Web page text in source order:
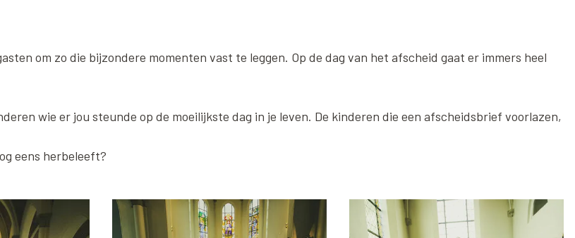
om zo die bijzondere momenten vast te leggen. Op de dag van het afscheid gaat er immers heel
wie er jou steunde op de moeilijkste dag in je leven. De kinderen die een afscheidsbrief voorlazen,
eens herbeleeft?